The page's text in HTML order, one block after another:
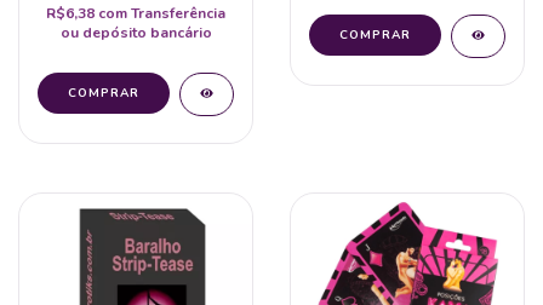
R$6,38 comTransferência
ou depósito bancário